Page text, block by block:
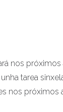
nos
tarea
nos próximos